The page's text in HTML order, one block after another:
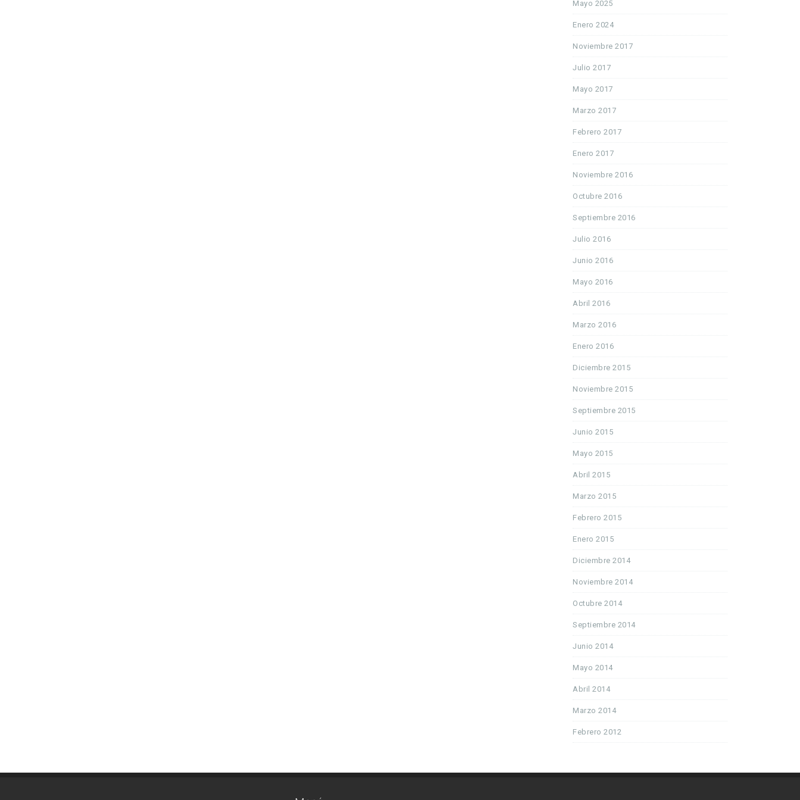
Mayo 2025
Enero 2024
Noviembre 2017
Julio 2017
Mayo 2017
Marzo 2017
Febrero 2017
Enero 2017
Noviembre 2016
Octubre 2016
Septiembre 2016
Julio 2016
Junio 2016
Mayo 2016
Abril 2016
Marzo 2016
Enero 2016
Diciembre 2015
Noviembre 2015
Septiembre 2015
Junio 2015
Mayo 2015
Abril 2015
Marzo 2015
Febrero 2015
Enero 2015
Diciembre 2014
Noviembre 2014
Octubre 2014
Septiembre 2014
Junio 2014
Mayo 2014
Abril 2014
Marzo 2014
Febrero 2012